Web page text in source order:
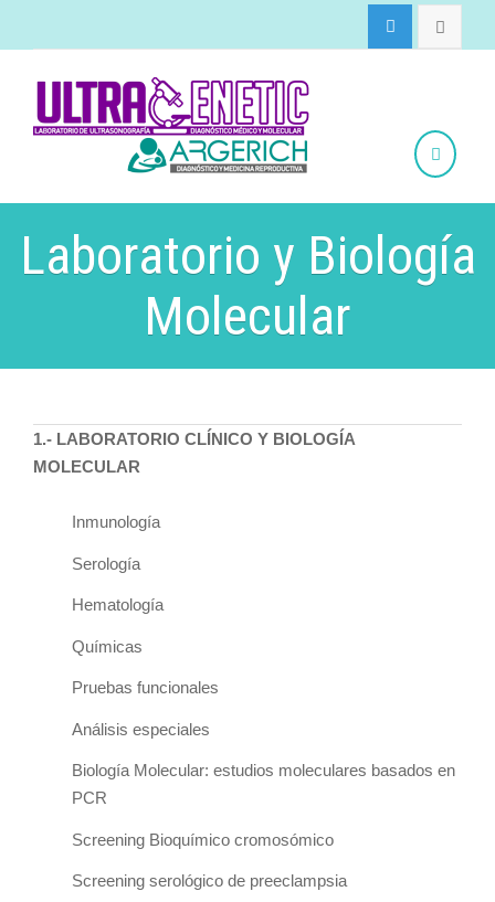
Laboratorio y Biología
Molecular
1.- LABORATORIO CLÍNICO Y BIOLOGÍA
MOLECULAR
Inmunología
Serología
Hematología
Químicas
Pruebas funcionales
Análisis especiales
Biología Molecular: estudios moleculares basados en
PCR
Screening Bioquímico cromosómico
Screening serológico de preeclampsia